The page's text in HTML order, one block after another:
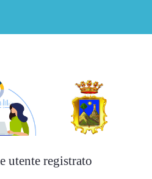
utente registrato